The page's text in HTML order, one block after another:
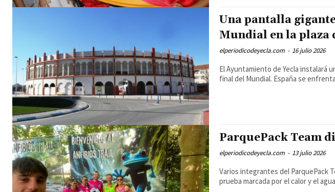
Una pantalla
Mundial en la plaza
elperiodicodeyecla.com - 16 julio 2026
El Ayuntamiento de Yecla instalará
final del Mundial. España se
ParquePack Team
elperiodicodeyecla.com - 13 julio 2026
Varios integrantes del ParquePack
prueba marcada por el calor y el